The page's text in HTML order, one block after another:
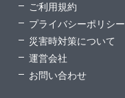
ご利用規約
プライバシーポリシー
災害時対策について
運営会社
お問い合わせ